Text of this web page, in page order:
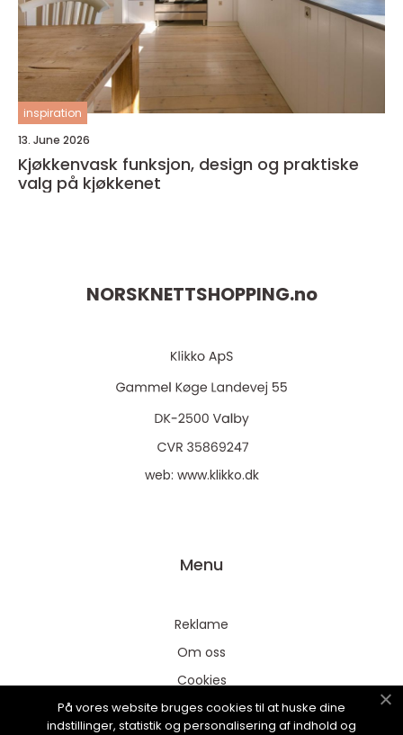
inspiration
13. June 2026
Kjøkkenvask funksjon, design og praktiske
valg på kjøkkenet
NORSKNETTSHOPPING.no
web: www.klikko.dk
Menu
Reklame
Om oss
Cookies
Kontakt Oss
På vores website bruges cookies til at huske dine
indstillinger, statistik og personalisering af indhold og